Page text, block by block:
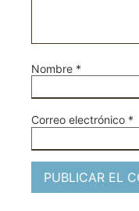
Nombre *
Correo electrónico *